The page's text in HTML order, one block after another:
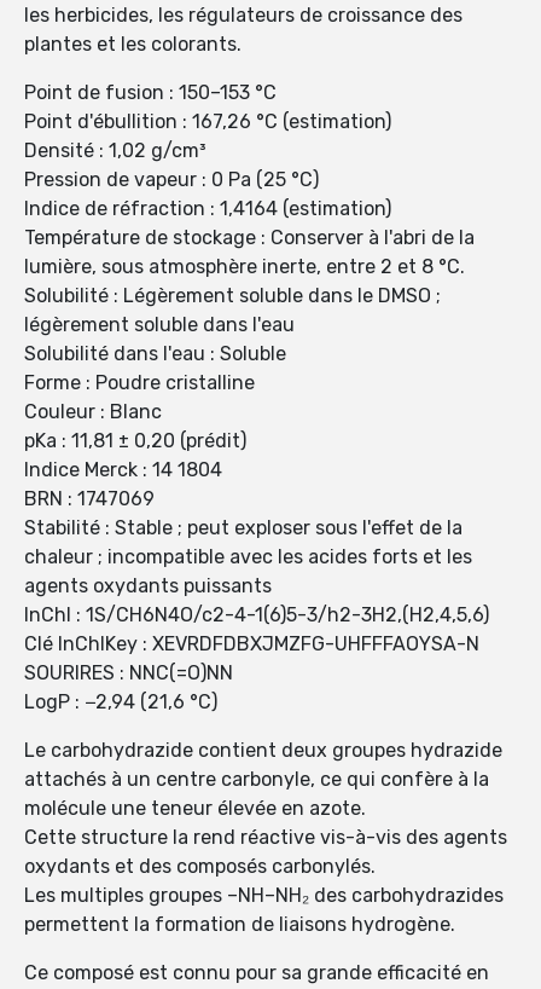
les herbicides, les régulateurs de croissance des
plantes et les colorants.
Point de fusion : 150–153 °C
Point d'ébullition : 167,26 °C (estimation)
Densité : 1,02 g/cm³
Pression de vapeur : 0 Pa (25 °C)
Indice de réfraction : 1,4164 (estimation)
Température de stockage : Conserver à l'abri de la
lumière, sous atmosphère inerte, entre 2 et 8 °C.
Solubilité : Légèrement soluble dans le DMSO ;
légèrement soluble dans l'eau
Solubilité dans l'eau : Soluble
Forme : Poudre cristalline
Couleur : Blanc
pKa : 11,81 ± 0,20 (prédit)
Indice Merck : 14 1804
BRN : 1747069
Stabilité : Stable ; peut exploser sous l'effet de la
chaleur ; incompatible avec les acides forts et les
agents oxydants puissants
InChI : 1S/CH6N4O/c2-4-1(6)5-3/h2-3H2,(H2,4,5,6)
Clé InChIKey : XEVRDFDBXJMZFG-UHFFFAOYSA-N
SOURIRES : NNC(=O)NN
LogP : −2,94 (21,6 °C)
Le carbohydrazide contient deux groupes hydrazide
attachés à un centre carbonyle, ce qui confère à la
molécule une teneur élevée en azote.
Cette structure la rend réactive vis-à-vis des agents
oxydants et des composés carbonylés.
Les multiples groupes –NH–NH₂ des carbohydrazides
permettent la formation de liaisons hydrogène.
Ce composé est connu pour sa grande efficacité en